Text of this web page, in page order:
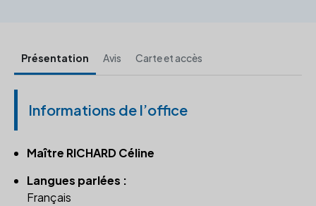
Présentation Avis Carte et accès
Informations de l’office
Maître RICHARD Céline
Langues parlées :
Français